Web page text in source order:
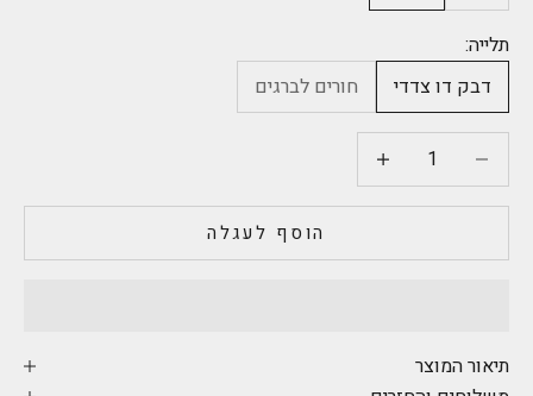
תלייה:
דבק דו צדדי
חורים לברגים
הקטנת הכמות הקטנת הכמות
הוסף לעגלה
תיאור המוצר